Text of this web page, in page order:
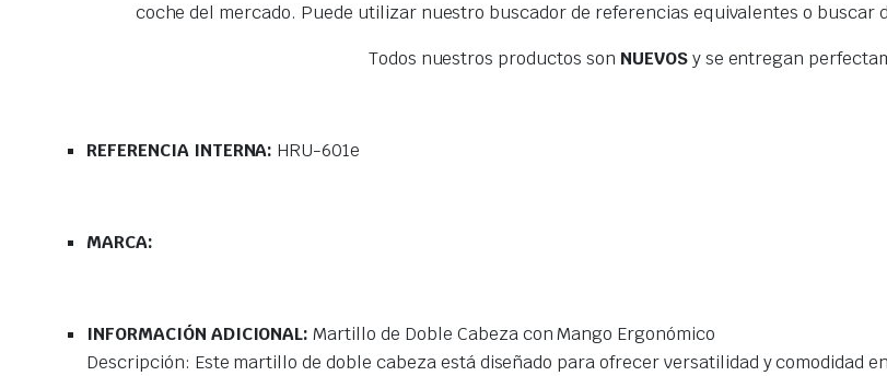
coche del mercado. Puede utilizar nuestro buscador de referencias equivalentes o buscar
Todos nuestros productos son NUEVOSy se entregan
REFERENCIA INTERNA: HRU-601e
MARCA:
INFORMACIÓN ADICIONAL:Martillo de Doble Cabeza con Mango Ergonómico
Descripción: Este martillo de doble cabeza está diseñado para ofrecer versatilidad y comodidad